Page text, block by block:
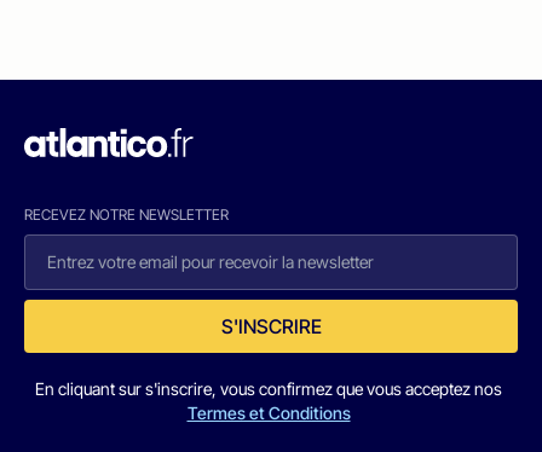
RECEVEZ NOTRE NEWSLETTER
S'INSCRIRE
En cliquant sur s'inscrire, vous confirmez que vous acceptez nos
Termes et Conditions